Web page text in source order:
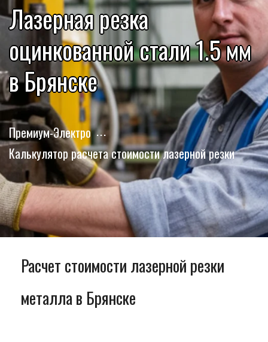
Лазерная резка
оцинкованной стали 1.5 мм
в Брянске
Премиум-Электро
Калькулятор расчета стоимости лазерной резки
Расчет стоимости лазерной резки
металла в Брянске